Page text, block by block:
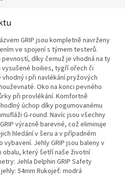
GRIP jsou kompletně navrženy
ve spojení s týmem testerů.
díky čemuž je vhodná na ty
boilies, tygří ořech či
i při navlékání pryžových
Oko na konci pevného
při provlékání. Komfortně
úchop díky pogumovanému
G-round. Navíc jsou všechny
výrazně barevné, což eliminuje
hledání v šeru a v případném
Jehly GRIP jsou baleny v
který šetří naše životní
Jehla Delphin GRIP Safety
54mm Rukojeť: modrá